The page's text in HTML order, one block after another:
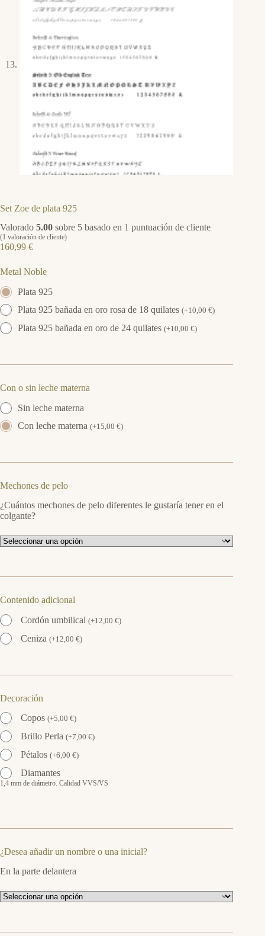
Set Zoe de plata 925
Valorado 5.00 sobre 5 basado en 1 puntuación de cliente
(1 valoración de cliente)
160,99 €
Metal Noble
Plata 925
Plata 925 bañada en oro rosa de 18 quilates (+10,00 €)
Plata 925 bañada en oro de 24 quilates (+10,00 €)
Con o sin leche materna
Sin leche materna
Con leche materna (+15,00 €)
Mechones de pelo
¿Cuántos mechones de pelo diferentes le gustaría tener en el
colgante?
Contenido adicional
Cordón umbilical (+12,00 €)
Ceniza (+12,00 €)
Decoración
Copos (+5,00 €)
Brillo Perla (+7,00 €)
Pétalos (+6,00 €)
Diamantes
1,4 mm de diámetro. Calidad VVS/VS
¿Desea añadir un nombre o una inicial?
En la parte delantera